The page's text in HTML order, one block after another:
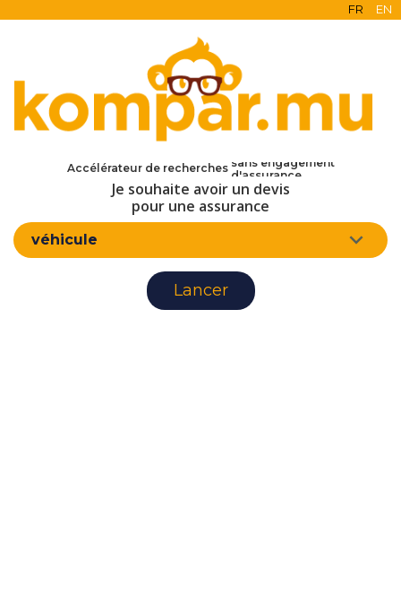
FR EN
Accélérateur de recherches
en ligne
d'assurance
Je souhaite avoir un devis
pour une assurance
véhicule
Lancer